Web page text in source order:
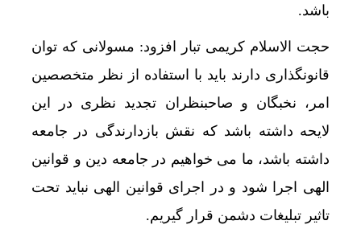
باشد.
حجت الاسلام کریمی تبار افزود: مسولانی که توان
قانونگذاری دارند باید با استفاده از نظر متخصصین
امر، نخبگان و صاحبنظران تجدید نظری در این
لایحه داشته باشد که نقش بازدارندگی در جامعه
داشته باشد، ما می خواهیم در جامعه دین و قوانین
الهی اجرا شود و در اجرای قوانین الهی نباید تحت
تاثیر تبلیغات دشمن قرار گیریم.